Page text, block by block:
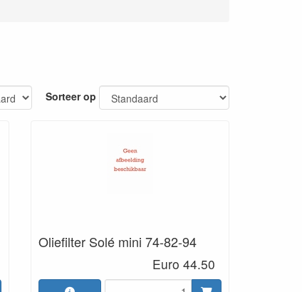
Sorteer op
Oliefilter Solé mini 74-82-94
Euro 44.50